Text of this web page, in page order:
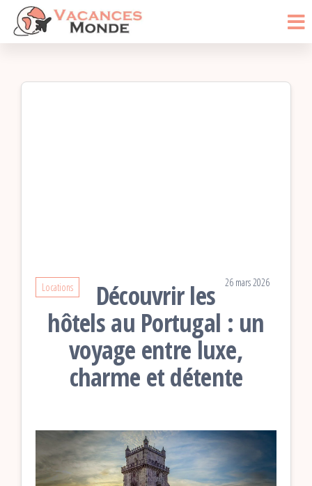
Passer
Monde
Locations 26 mars 2026
Découvrir les
hôtels au Portugal : un
voyage entre luxe,
charme et détente